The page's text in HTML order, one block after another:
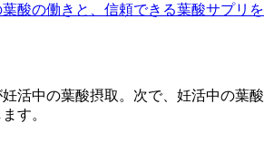
酸の働きと、信頼できる葉酸サプリを
活中の葉酸摂取。次で、妊活中の葉酸
す。